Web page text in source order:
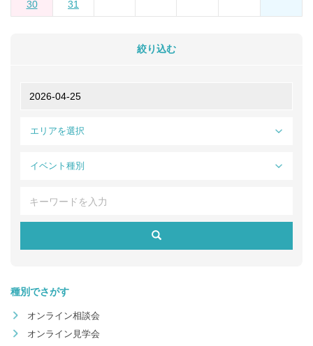
30 31
絞り込む
エリアを選択
イベント種別
種別でさがす
オンライン相談会
オンライン見学会